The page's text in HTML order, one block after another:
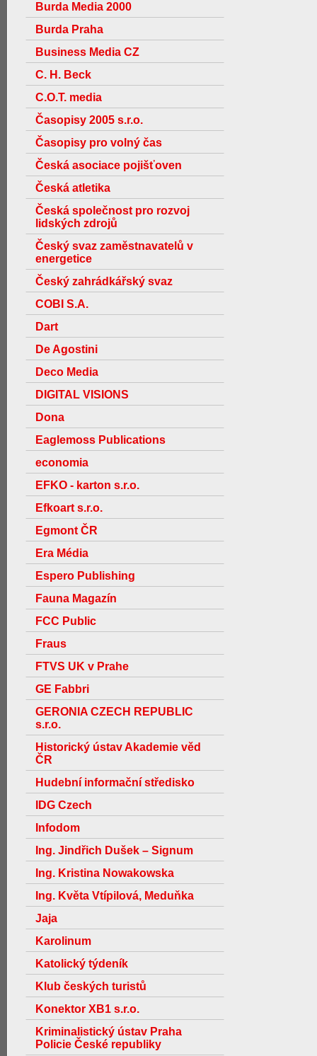
Burda Media 2000
Burda Praha
Business Media CZ
C. H. Beck
C.O.T. media
Časopisy 2005 s.r.o.
Časopisy pro volný čas
Česká asociace pojišťoven
Česká atletika
Česká společnost pro rozvoj
lidských zdrojů
Český svaz zaměstnavatelů v
energetice
Český zahrádkářský svaz
COBI S.A.
Dart
De Agostini
Deco Media
DIGITAL VISIONS
Dona
Eaglemoss Publications
economia
EFKO - karton s.r.o.
Efkoart s.r.o.
Egmont ČR
Era Média
Espero Publishing
Fauna Magazín
FCC Public
Fraus
FTVS UK v Prahe
GE Fabbri
GERONIA CZECH REPUBLIC
s.r.o.
Historický ústav Akademie věd
ČR
Hudební informační středisko
IDG Czech
Infodom
Ing. Jindřich Dušek – Signum
Ing. Kristina Nowakowska
Ing. Květa Vtípilová, Meduňka
Jaja
Karolinum
Katolický týdeník
Klub českých turistů
Konektor XB1 s.r.o.
Kriminalistický ústav Praha
Policie České republiky